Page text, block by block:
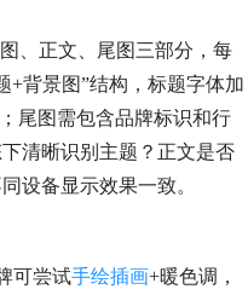
、正文、尾图三部分，每
+背景图”结构，标题字体加
尾图需包含品牌标识和行
清晰识别主题？正文是否
设备显示效果一致。
可尝试手绘插画+暖色调，